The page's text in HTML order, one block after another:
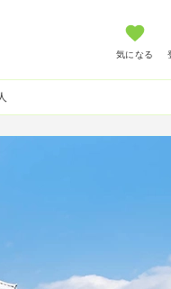
気になる